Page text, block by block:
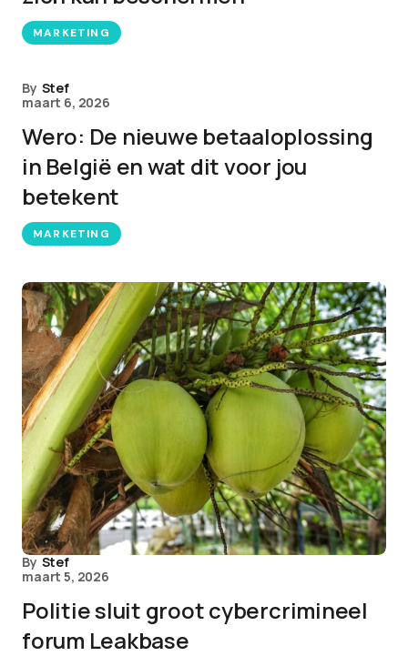
MARKETING
By Stef
maart 6, 2026
Wero: De nieuwe betaaloplossing
in België en wat dit voor jou
betekent
MARKETING
By Stef
maart 5, 2026
Politie sluit groot cybercrimineel
forum Leakbase